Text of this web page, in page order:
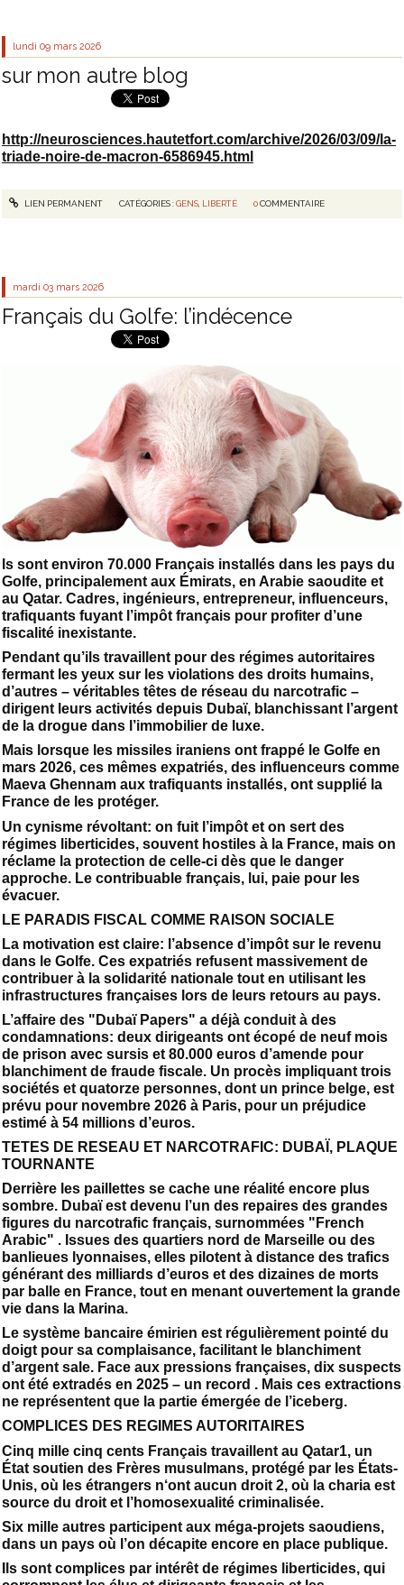
lundi 09 mars 2026
sur mon autre blog
http://neurosciences.hautetfort.com/archive/2026/03/09/la-
triade-noire-de-macron-6586945.html
LIEN PERMANENT CATÉGORIES :GENS, LIBERTÉ 0COMMENTAIRE
mardi 03 mars 2026
Français du Golfe: l’indécence
ls sont environ 70.000 Français installés dans les pays du
Golfe, principalement aux Émirats, en Arabie saoudite et
au Qatar. Cadres, ingénieurs, entrepreneur, influenceurs,
trafiquants fuyant l’impôt français pour profiter d’une
fiscalité inexistante.
Pendant qu’ils travaillent pour des régimes autoritaires
fermant les yeux sur les violations des droits humains,
d’autres – véritables têtes de réseau du narcotrafic –
dirigent leurs activités depuis Dubaï, blanchissant l’argent
de la drogue dans l’immobilier de luxe.
Mais lorsque les missiles iraniens ont frappé le Golfe en
mars 2026, ces mêmes expatriés, des influenceurs comme
Maeva Ghennam aux trafiquants installés, ont supplié la
France de les protéger.
Un cynisme révoltant: on fuit l’impôt et on sert des
régimes liberticides, souvent hostiles à la France, mais on
réclame la protection de celle-ci dès que le danger
approche. Le contribuable français, lui, paie pour les
évacuer.
LE PARADIS FISCAL COMME RAISON SOCIALE
La motivation est claire: l’absence d’impôt sur le revenu
dans le Golfe. Ces expatriés refusent massivement de
contribuer à la solidarité nationale tout en utilisant les
infrastructures françaises lors de leurs retours au pays.
L’affaire des "Dubaï Papers" a déjà conduit à des
condamnations: deux dirigeants ont écopé de neuf mois
de prison avec sursis et 80.000 euros d’amende pour
blanchiment de fraude fiscale. Un procès impliquant trois
sociétés et quatorze personnes, dont un prince belge, est
prévu pour novembre 2026 à Paris, pour un préjudice
estimé à 54 millions d’euros.
TETES DE RESEAU ET NARCOTRAFIC: DUBAÏ, PLAQUE
TOURNANTE
Derrière les paillettes se cache une réalité encore plus
sombre. Dubaï est devenu l’un des repaires des grandes
figures du narcotrafic français, surnommées "French
Arabic" . Issues des quartiers nord de Marseille ou des
banlieues lyonnaises, elles pilotent à distance des trafics
générant des milliards d’euros et des dizaines de morts
par balle en France, tout en menant ouvertement la grande
vie dans la Marina.
Le système bancaire émirien est régulièrement pointé du
doigt pour sa complaisance, facilitant le blanchiment
d’argent sale. Face aux pressions françaises, dix suspects
ont été extradés en 2025 – un record . Mais ces extractions
ne représentent que la partie émergée de l’iceberg.
COMPLICES DES REGIMES AUTORITAIRES
Cinq mille cinq cents Français travaillent au Qatar1, un
État soutien des Frères musulmans, protégé par les États-
Unis, où les étrangers n‘ont aucun droit 2, où la charia est
source du droit et l’homosexualité criminalisée.
Six mille autres participent aux méga-projets saoudiens,
dans un pays où l’on décapite encore en place publique.
Ils sont complices par intérêt de régimes liberticides, qui